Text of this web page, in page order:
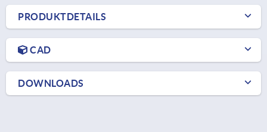
PRODUKTDETAILS
CAD
DOWNLOADS